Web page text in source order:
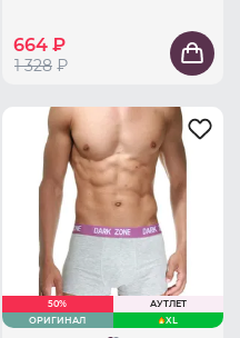
664 ₽
1 328 ₽
50%
АУТЛЕТ
ОРИГИНАЛ
XL